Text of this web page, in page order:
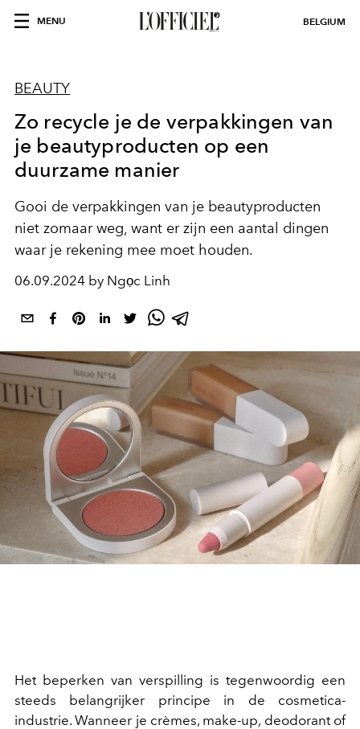
MENU BELGIUM
BEAUTY
Zo recycle je de verpakkingen van
je beautyproducten op een
duurzame manier
Gooi de verpakkingen van je beautyproducten
niet zomaar weg, want er zijn een aantal dingen
waar je rekening mee moet houden.
06.09.2024 by Ngọc Linh
Het beperken van verspilling is tegenwoordig een
steeds belangrijker principe in de cosmetica-
industrie. Wanneer je crèmes, make-up, deodorant of